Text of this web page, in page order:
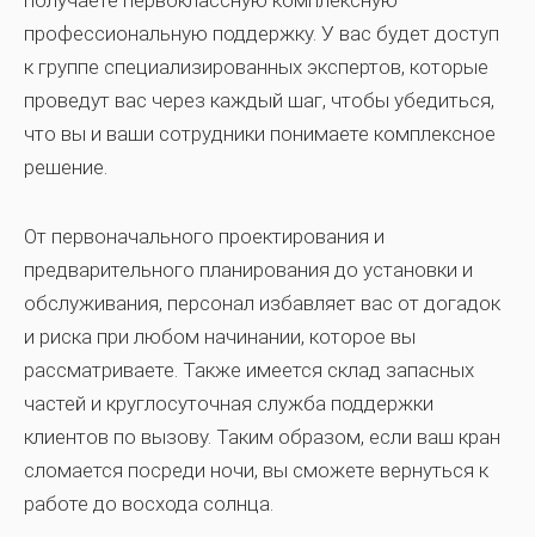
профессиональную поддержку. У вас будет доступ
к группе специализированных экспертов, которые
проведут вас через каждый шаг, чтобы убедиться,
что вы и ваши сотрудники понимаете комплексное
решение.
От первоначального проектирования и
предварительного планирования до установки и
обслуживания, персонал избавляет вас от догадок
и риска при любом начинании, которое вы
рассматриваете. Также имеется склад запасных
частей и круглосуточная служба поддержки
клиентов по вызову. Таким образом, если ваш кран
сломается посреди ночи, вы сможете вернуться к
работе до восхода солнца.